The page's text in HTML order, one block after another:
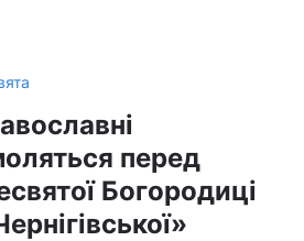
перед
Богородиці